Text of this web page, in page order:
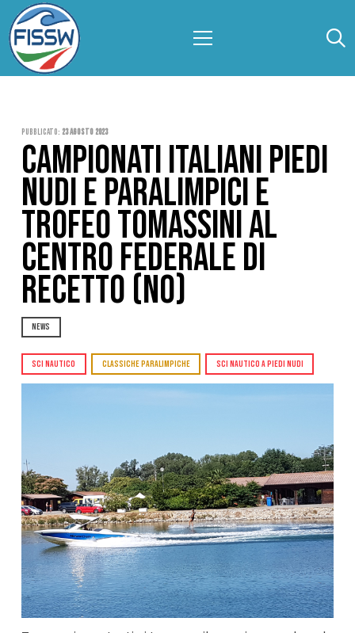
Pubblicato: 23 Agosto 2023
CAMPIONATI ITALIANI PIEDI
NUDI E PARALIMPICI E
TROFEO TOMASSINI AL
CENTRO FEDERALE DI
RECETTO (NO)
NEWS
SCI NAUTICO CLASSICHE PARALIMPICHE SCI NAUTICO A PIEDI NUDI